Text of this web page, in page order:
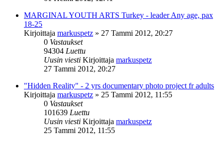
MARGINAL YOUTH ARTS Turkey - leader Any age, pax
18-25
Kirjoittaja markuspetz » 27 Tammi 2012, 20:27
0 Vastaukset
94304 Luettu
Uusin viesti Kirjoittaja markuspetz
27 Tammi 2012, 20:27
"Hidden Reality" - 2 yrs documentary photo project fr adults
Kirjoittaja markuspetz » 25 Tammi 2012, 11:55
0 Vastaukset
101639 Luettu
Uusin viesti Kirjoittaja markuspetz
25 Tammi 2012, 11:55